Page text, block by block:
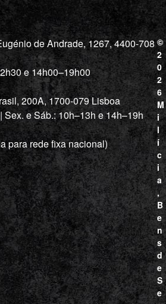
de Andrade, 1267, 4400-708
e 14h00–19h00
200A, 1700-079 Lisboa
Sex. e Sáb.: 10h–13h e 14h–19h
para rede fixa nacional)
©
2
0
2
6
M
i
l
í
c
i
a
,
B
e
n
s
d
e
S
e